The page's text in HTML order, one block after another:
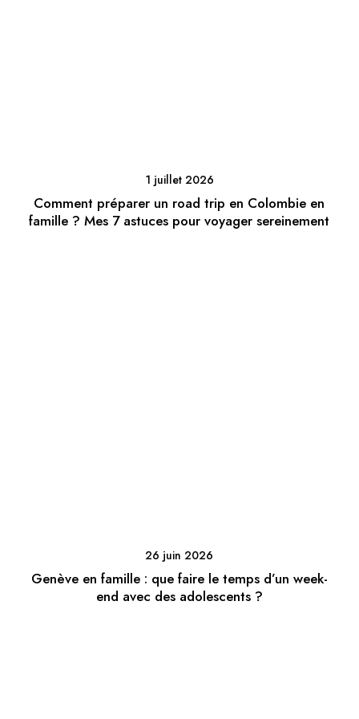
1 juillet 2026
Comment préparer un road trip en Colombie en
famille ? Mes 7 astuces pour voyager sereinement
26 juin 2026
Genève en famille : que faire le temps d’un week-
end avec des adolescents ?